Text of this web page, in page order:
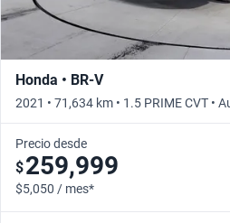
Honda • BR-V
2021 • 71,634 km • 1.5 PRIME CVT •
Precio desde
$259,999
$5,050 / mes*